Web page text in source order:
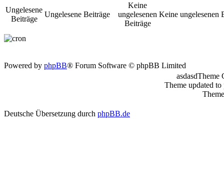
Ungelesene
Beiträge
Ungelesene Beiträge
Keine
ungelesenen
Beiträge
Keine ungelesenen
Powered by phpBB® Forum Software © phpBB Limited
asdasdTheme
Theme updated
Deutsche Übersetzung durch phpBB.de